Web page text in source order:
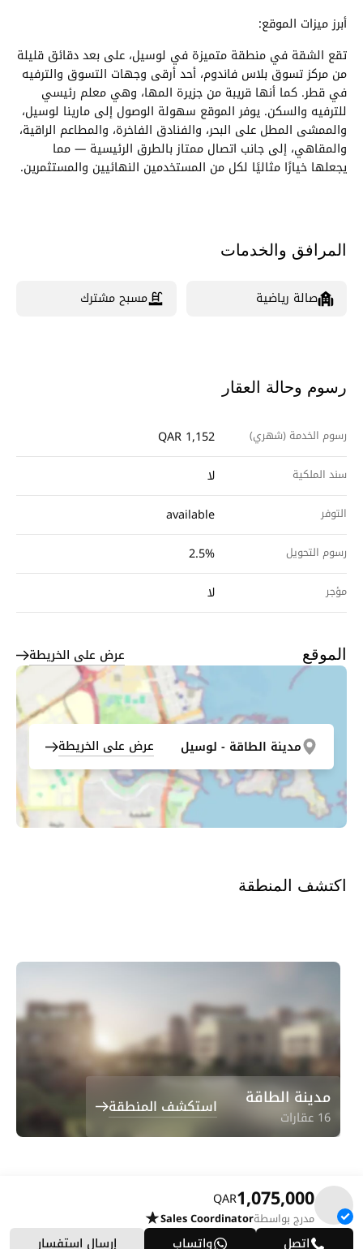
أبرز ميزات الموقع:
تقع الشقة في منطقة متميزة في لوسيل، على بعد دقائق قليلة
من مركز تسوق بلاس فاندوم، أحد أرقى وجهات التسوق والترفيه
في قطر. كما أنها قريبة من جزيرة المها، وهي معلم رئيسي
للترفيه والسكن. يوفر الموقع سهولة الوصول إلى مارينا لوسيل،
والممشى المطل على البحر، والفنادق الفاخرة، والمطاعم الراقية،
والمقاهي، إلى جانب اتصال ممتاز بالطرق الرئيسية — مما
يجعلها خيارًا مثاليًا لكل من المستخدمين النهائيين والمستثمرين.
المرافق والخدمات
صالة رياضية مسبح مشترك
رسوم وحالة العقار
رسوم الخدمة (شهري) QAR 1,152
سند الملكية لا
التوفر available
رسوم التحويل 2.5%
مؤجر لا
الموقع عرض على الخريطة
مدينة الطاقة - لوسيل عرض على الخريطة
اكتشف المنطقة
مدينة الطاقة
16 عقارات استكشف المنطقة
1,075,000
QAR
مدرج بواسطةSales Coordinator
اتصل واتساب إرسال استفسار